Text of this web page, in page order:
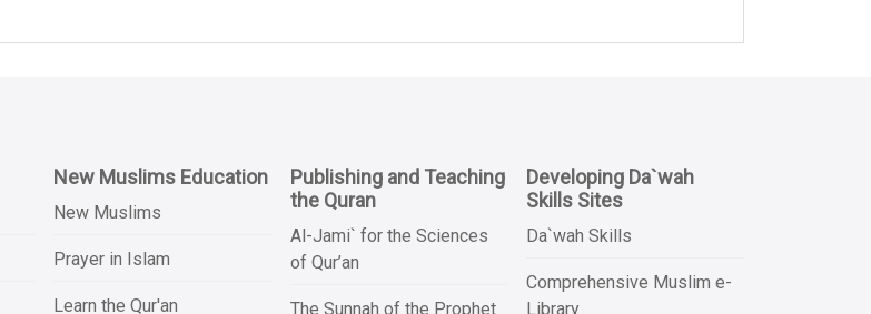
New Muslims Education
New Muslims
Prayer in Islam
Learn the Qur'an
Publishing and Teaching
the Quran
Al-Jami` for the Sciences
of Qur’an
The Sunnah of the Prophet
Developing Da`wah
Skills Sites
Da`wah Skills
Comprehensive Muslim e-
Library